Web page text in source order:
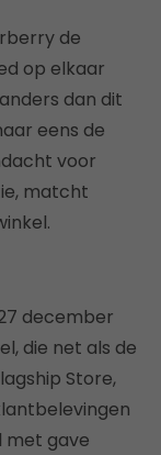
de
op elkaar
dan dit
eens de
voor
matcht
december
die net als de
Store,
met gave